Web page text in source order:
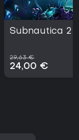
Subnautica 2
29,63 €
24,00 €